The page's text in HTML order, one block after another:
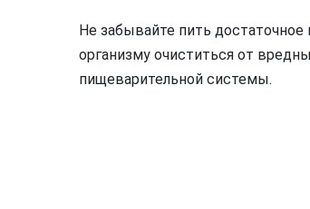
Не забывайте пить
организму очиститься от
пищеварительной системы.